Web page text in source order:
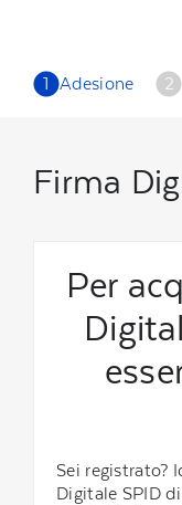
1 Adesione 2
Firma
Per
Sei registrato?
Digitale SPID